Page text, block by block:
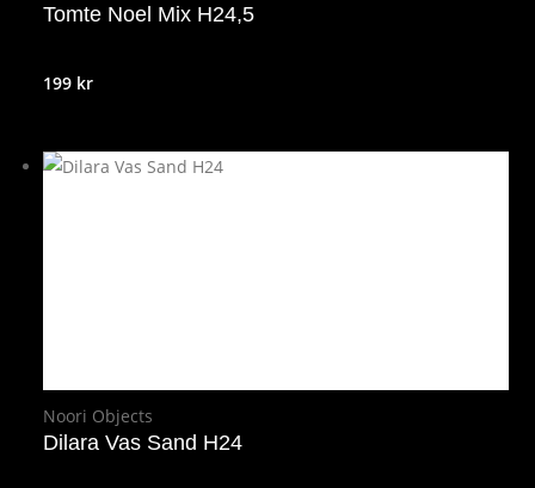
Tomte Noel Mix H24,5
199 kr
Noori Objects
Dilara Vas Sand H24